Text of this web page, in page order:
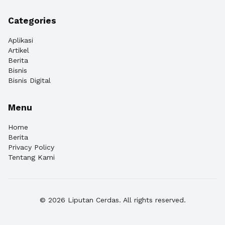
Categories
Aplikasi
Artikel
Berita
Bisnis
Bisnis Digital
Menu
Home
Berita
Privacy Policy
Tentang Kami
© 2026 Liputan Cerdas. All rights reserved.